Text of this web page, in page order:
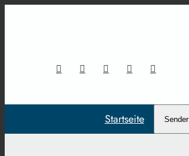
Startseite Sender